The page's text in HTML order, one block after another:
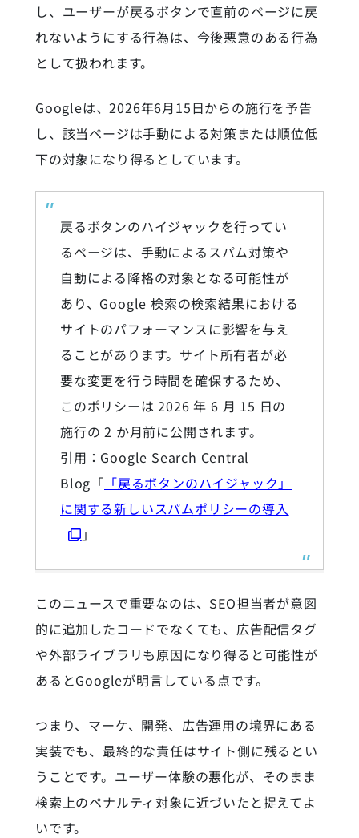
し、ユーザーが戻るボタンで直前のページに戻
れないようにする行為は、今後悪意のある行為
として扱われます。
Googleは、2026年6月15日からの施行を予告
し、該当ページは手動による対策または順位低
下の対象になり得るとしています。
戻るボタンのハイジャックを行ってい
るページは、手動によるスパム対策や
自動による降格の対象となる可能性が
あり、Google 検索の検索結果における
サイトのパフォーマンスに影響を与え
ることがあります。サイト所有者が必
要な変更を行う時間を確保するため、
このポリシーは 2026 年 6 月 15 日の
施行の 2 か月前に公開されます。
引用：Google Search Central
Blog「 「戻るボタンのハイジャック」
に関する新しいスパムポリシーの導入
」
このニュースで重要なのは、SEO担当者が意図
的に追加したコードでなくても、広告配信タグ
や外部ライブラリも原因になり得ると可能性が
あるとGoogleが明言している点です。
つまり、マーケ、開発、広告運用の境界にある
実装でも、最終的な責任はサイト側に残るとい
うことです。ユーザー体験の悪化が、そのまま
検索上のペナルティ対象に近づいたと捉えてよ
いです。